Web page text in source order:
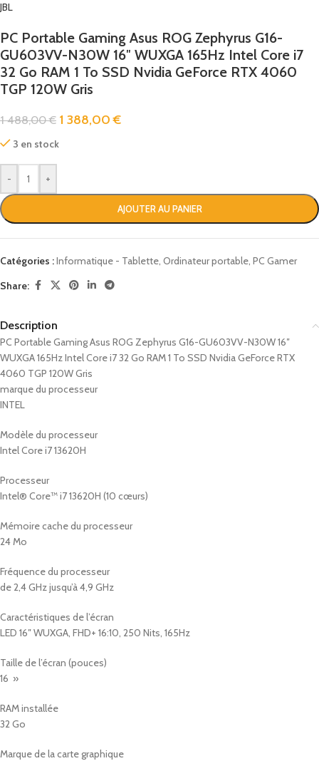
JBL
PC Portable Gaming Asus ROG Zephyrus G16-
GU603VV-N30W 16″ WUXGA 165Hz Intel Core i7
32 Go RAM 1 To SSD Nvidia GeForce RTX 4060
TGP 120W Gris
1 488,00€ 1 388,00€
3 en stock
- +
AJOUTER AU PANIER
Catégories :Informatique - Tablette, Ordinateur portable, PC Gamer
Share:
Description
PC Portable Gaming Asus ROG Zephyrus G16-GU603VV-N30W 16″
WUXGA 165Hz Intel Core i7 32 Go RAM 1 To SSD Nvidia GeForce RTX
4060 TGP 120W Gris
marque du processeur
INTEL
Modèle du processeur
Intel Core i7 13620H
Processeur
Intel® Core™ i7 13620H (10 cœurs)
Mémoire cache du processeur
24 Mo
Fréquence du processeur
de 2,4 GHz jusqu’à 4,9 GHz
Caractéristiques de l’écran
LED 16″ WUXGA, FHD+ 16:10, 250 Nits, 165Hz
Taille de l’écran (pouces)
16 »
RAM installée
32 Go
Marque de la carte graphique